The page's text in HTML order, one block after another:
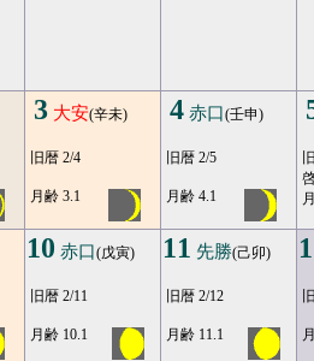
3 大安(辛未)
旧暦 2/4
月齢 3.1
4 赤口(壬申)
旧暦 2/5
月齢 4.1
10 赤口(戊寅)
旧暦 2/11
月齢 10.1
11 先勝(己卯)
旧暦 2/12
月齢 11.1